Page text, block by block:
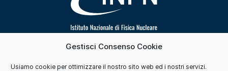
Gestisci Consenso Cookie
Usiamo cookie per ottimizzare il nostro sito web ed i nostri servizi.
Segui INFN su